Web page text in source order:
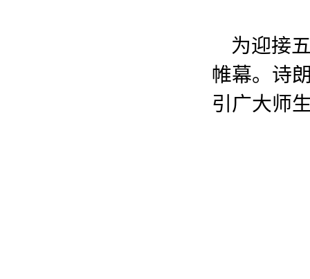
为迎接
帷幕。诗
引广大师